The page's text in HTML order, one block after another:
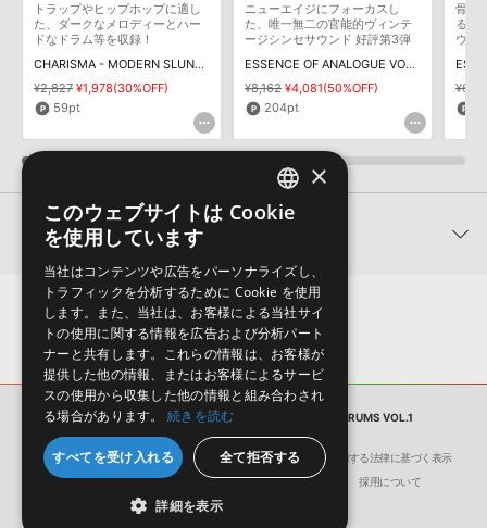
デモソングは、製品収録サウンドを使ってできることを紹介するた
めのデモンストレーション用の楽曲です。原則として、デモソング
そのものをお使いいただくことはできません。また、デモソングを
構成する全てのサウンドが、サンプルパックに含まれていることを
保証するものではありません。
ダウンロード製品という性質上、一切の返品・返金はお受け付け致
しかねます。
トラップやヒップホップに適し
た、ダークなメロディーとハー
ドなドラム等を収録！
CHARISMA - MODERN SLUNG HIP HOP
¥2,827 ¥1,978(30%OFF)
59pt
ニューエイジにフォーカスし
た、唯一無二の官能的ヴィンテ
ージシンセサウンド 好評第3弾
ESSENCE OF ANALOGUE VOL 3 AMBIENT ODYSSEY
¥8,162 ¥4,081(50%OFF)
204pt
骨太
る官
ウン
関連製品
洗練されたグルーヴとウォーム
さを持つネオソウルのコンスト
ラクションキットを収録
幅広いファンキーなサウンドに
サンプルパック PERFORMANCE LOOPS DRUMS VOL.1
会社概要 環境保護（CSR）への取り組み
特定商取引に関する法律に基づく表示
サイト動作環境
利用規約 個人情報の保護について 採用について
ENGLISH
×
このウェブサイトは Cookie
を使用しています
当社はコンテンツや広告をパーソナライズし、
トラフィックを分析するために Cookie を使用
します。また、当社は、お客様による当社サイ
トの使用に関する情報を広告および分析パート
ナーと共有します。これらの情報は、お客様が
提供した他の情報、またはお客様によるサービ
スの使用から収集した他の情報と組み合わされ
る場合があります。
続きを読む
すべてを受け入れる 全て拒否する
詳細を表示